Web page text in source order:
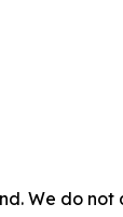
We do